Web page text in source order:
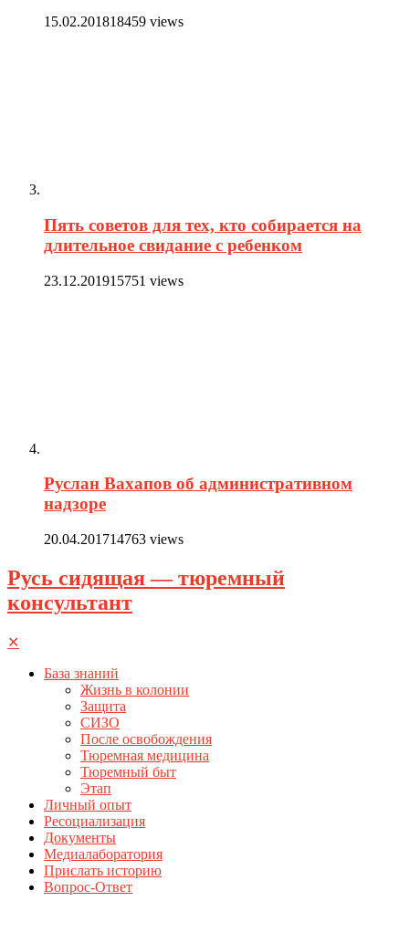
15.02.201818459 views
Пять советов для тех, кто собирается на
длительное свидание с ребенком
23.12.201915751 views
Руслан Вахапов об административном
надзоре
20.04.201714763 views
Русь сидящая — тюремный
консультант
✕
База знаний
Жизнь в колонии
Защита
СИЗО
После освобождения
Тюремная медицина
Тюремный быт
Этап
Личный опыт
Ресоциализация
Документы
Медиалаборатория
Прислать историю
Вопрос-Ответ